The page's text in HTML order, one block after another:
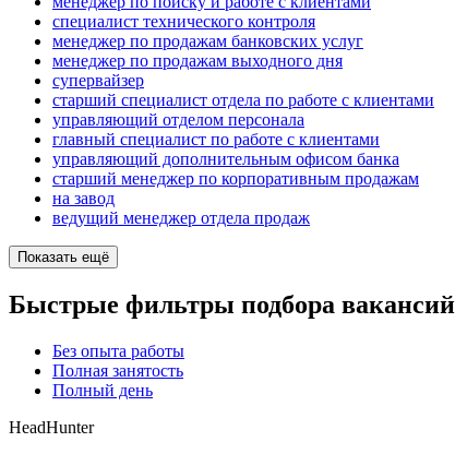
специалист технического контроля
менеджер по продажам банковских услуг
менеджер по продажам выходного дня
супервайзер
старший специалист отдела по работе с клиентами
управляющий отделом персонала
главный специалист по работе с клиентами
управляющий дополнительным офисом банка
старший менеджер по корпоративным продажам
на завод
ведущий менеджер отдела продаж
Показать ещё
Быстрые фильтры подбора вакансий
Без опыта работы
Полная занятость
Полный день
HeadHunter